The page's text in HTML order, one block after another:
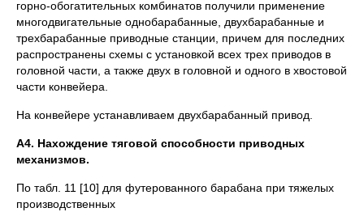
горно-обогатительных комбинатов получили применение
многодвигательные однобарабанные, двухбарабанные и
трехбарабанные приводные станции, причем для последних
распространены схемы с установкой всех трех приводов в
головной части, а также двух в головной и одного в хвостовой
части конвейера.
На конвейере устанавливаем двухбарабанный привод.
А4. Нахождение тяговой способности приводных
механизмов.
По табл. 11 [10] для футерованного барабана при тяжелых
производственных